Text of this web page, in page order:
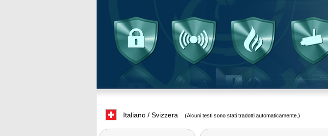
Italiano / Svizzera (Alcuni testi sono stati tradotti automaticamente.)